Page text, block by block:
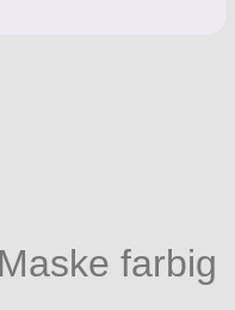
farbig